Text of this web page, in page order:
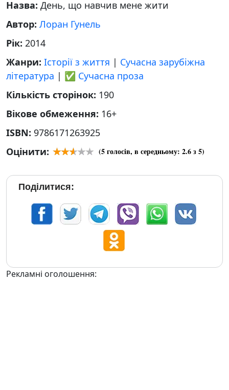
Назва: День, що навчив мене жити
Автор: Лоран Гунель
Рік: 2014
Жанри: Історії з життя | Сучасна зарубіжна
література | ✅ Сучасна проза
Кількість сторінок: 190
Вікове обмеження: 16+
ISBN: 9786171263925
Оцінити:
(5голосів, в середньому: 2.6з 5)
Поділитися:
Рекламні оголошення: